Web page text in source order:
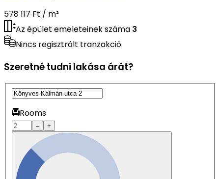
578 117 Ft / m²
Az épület emeleteinek száma 3
Nincs regisztrált tranzakció
Szeretné tudni lakása árát?
Rooms
– +